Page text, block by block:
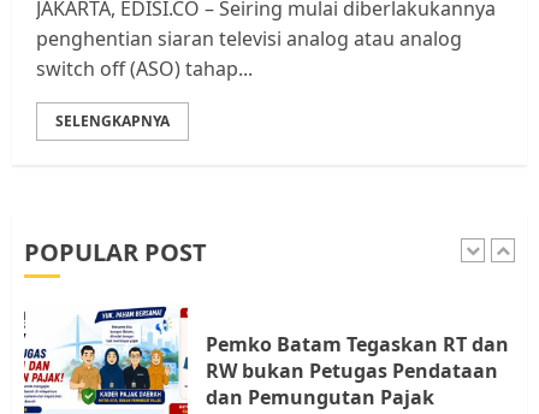
JAKARTA, EDISI.CO – Seiring mulai diberlakukannya
penghentian siaran televisi analog atau analog
switch off (ASO) tahap...
SELENGKAPNYA
POPULAR POST
5
Batam, Soroti Aktivitas yang
Resahkan Warga
JULI 17, 2026
1
Pemko Batam Tegaskan RT dan
RW bukan Petugas Pendataan
dan Pemungutan Pajak